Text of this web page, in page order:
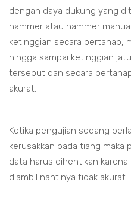
dengan daya dukung yang
hammer atau hammer
ketinggian secara bertahap,
hingga sampai ketinggian
tersebut dan secara
akurat.
Ketika pengujian sedang
kerusakkan pada tiang maka
data harus dihentikan
diambil nantinya tidak akurat.